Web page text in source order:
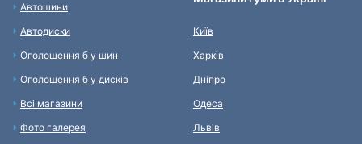
Автошини
Автодиски
Оголошення б у шин
Оголошення б у дисків
Всі магазини
Фото галерея
Київ
Харків
Дніпро
Одеса
Львів